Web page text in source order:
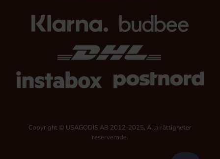
Copyright © USAGODIS AB 2012-2025, Alla rättigheter
reserverade.